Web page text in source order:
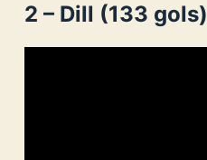
2 – Dill (133 gols)